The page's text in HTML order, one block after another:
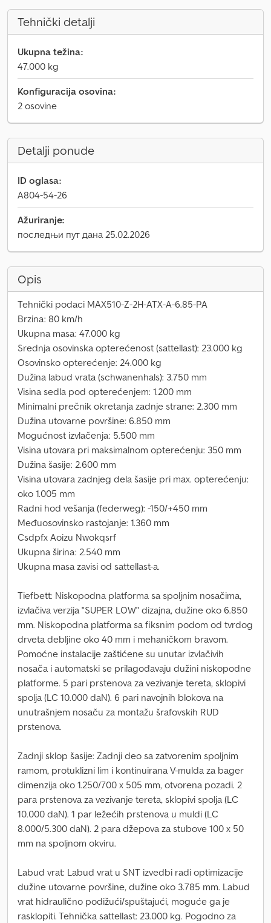
Tehnički detalji
Ukupna težina:
47.000 kg
Konfiguracija osovina:
2 osovine
Detalji ponude
ID oglasa:
A804-54-26
Ažuriranje:
последњи пут дана 25.02.2026
Opis
Tehnički podaci MAX510-Z-2H-ATX-A-6.85-PA
Brzina: 80 km/h
Ukupna masa: 47.000 kg
Srednja osovinska opterećenost (sattellast): 23.000 kg
Osovinsko opterećenje: 24.000 kg
Dužina labud vrata (schwanenhals): 3.750 mm
Visina sedla pod opterećenjem: 1.200 mm
Minimalni prečnik okretanja zadnje strane: 2.300 mm
Dužina utovarne površine: 6.850 mm
Mogućnost izvlačenja: 5.500 mm
Visina utovara pri maksimalnom opterećenju: 350 mm
Dužina šasije: 2.600 mm
Visina utovara zadnjeg dela šasije pri max. opterećenju:
oko 1.005 mm
Radni hod vešanja (federweg): -150/+450 mm
Međuosovinsko rastojanje: 1.360 mm
Csdpfx Aoizu Nwokqsrf
Ukupna širina: 2.540 mm
Ukupna masa zavisi od sattellast-a.
Tiefbett: Niskopodna platforma sa spoljnim nosačima,
izvlačiva verzija "SUPER LOW" dizajna, dužine oko 6.850
mm. Niskopodna platforma sa fiksnim podom od tvrdog
drveta debljine oko 40 mm i mehaničkom bravom.
Pomoćne instalacije zaštićene su unutar izvlačivih
nosača i automatski se prilagođavaju dužini niskopodne
platforme. 5 pari prstenova za vezivanje tereta, sklopivi
spolja (LC 10.000 daN). 6 pari navojnih blokova na
unutrašnjem nosaču za montažu šrafovskih RUD
prstenova.
Zadnji sklop šasije: Zadnji deo sa zatvorenim spoljnim
ramom, protuklizni lim i kontinuirana V-mulda za bager
dimenzija oko 1.250/700 x 505 mm, otvorena pozadi. 2
para prstenova za vezivanje tereta, sklopivi spolja (LC
10.000 daN). 1 par ležećih prstenova u muldi (LC
8.000/5.300 daN). 2 para džepova za stubove 100 x 50
mm na spoljnom okviru.
Labud vrat: Labud vrat u SNT izvedbi radi optimizacije
dužine utovarne površine, dužine oko 3.785 mm. Labud
vrat hidraulično podižući/spuštajući, moguće ga je
rasklopiti. Tehnička sattellast: 23.000 kg. Pogodno za